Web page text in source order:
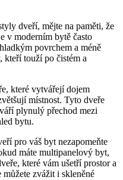
dveří, mějte na paměti, že
⁣v moderním bytě často
povrchem a​ méně
kteří touží po čistém a
⁢které vytvářejí⁣ dojem
místnost. Tyto dveře
plynulý přechod mezi
bytu.
⁢pro váš byt nezapomeňte
máte multipanelový byt,
⁤které vám ušetří prostor a
zvážit⁣ i skleněné